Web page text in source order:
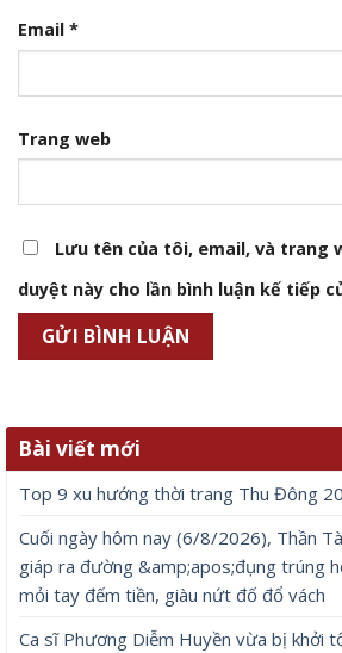
Email *
Trang web
Lưu tên của tôi, email, và trang
duyệt này cho lần bình luận kế tiếp
Bài viết mới
Top 9 xu hướng thời trang Thu Đông
Cuối ngày hôm nay (6/8/2026), Thần
giáp ra đường &amp;apos;đụng trúng
mỏi tay đếm tiền, giàu nứt đố đổ vách
Ca sĩ Phương Diễm Huyền vừa bị khởi